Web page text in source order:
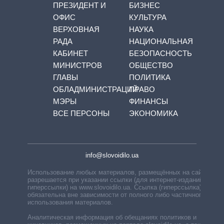
ПРЕЗИДЕНТ И
ОФИС
ВЕРХОВНАЯ
РАДА
КАБИНЕТ
МИНИСТРОВ
ГЛАВЫ
ОБЛАДМИНИСТРАЦИЙ
МЭРЫ
ВСЕ ПЕРСОНЫ
БИЗНЕС
КУЛЬТУРА
НАУКА
НАЦИОНАЛЬНАЯ
БЕЗОПАСНОСТЬ
ОБЩЕСТВО
ПОЛИТИКА
ПРАВО
ФИНАНСЫ
ЭКОНОМИКА
info@slovoidilo.ua
Использование любых материалов, размещённых на сайте,
разрешается при указании ссылки (для интернет-изданий —
гиперссылки) на www.slovoidilo.ua. Ссылка (гиперссылка)
обязательна вне зависимости от полного либо частичного
использования материалов.
Аналитическая информация об обещаниях политиков и